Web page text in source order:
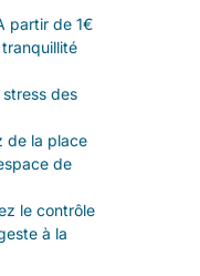
partir de 1€
tranquillité
stress des
de la place
de
le contrôle
à la